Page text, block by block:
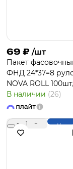
69 ₽ /шт
Пакет
ФНД 24*37=8
NOVA ROLL
В наличии (26)
- 1 +